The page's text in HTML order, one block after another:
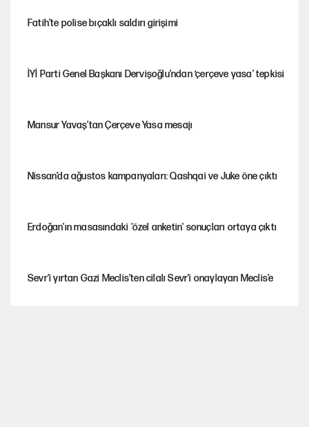
Fatih’te polise bıçaklı saldırı girişimi
İYİ Parti Genel Başkanı Dervişoğlu'ndan ‘çerçeve yasa’ tepkisi
Mansur Yavaş’tan Çerçeve Yasa mesajı
Nissan’da ağustos kampanyaları: Qashqai ve Juke öne çıktı
Erdoğan'ın masasındaki 'özel anketin' sonuçları ortaya çıktı
Sevr’i yırtan Gazi Meclis’ten cilalı Sevr’i onaylayan Meclis’e